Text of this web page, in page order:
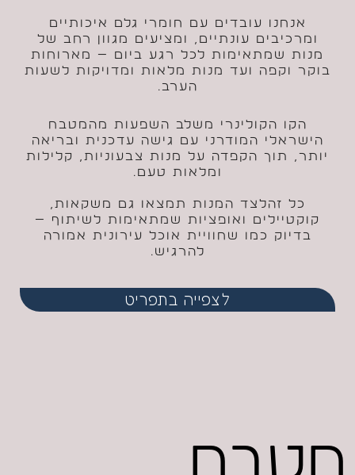
אנחנו עובדים עם חומרי גלם איכותיים
ומרכיבים עונתיים, ומציעים מגוון רחב של
מנות שמתאימות לכל רגע ביום — מארוחות
בוקר וקפה ועד מנות מלאות ומדויקות לשעות
הערב.
הקו הקולינרי משלב השפעות מהמטבח
הישראלי המודרני עם גישה עדכנית ובריאה
יותר, תוך הקפדה על מנות צבעוניות, קלילות
ומלאות טעם.
כל זהלצד המנות תמצאו גם משקאות,
קוקטיילים ואופציות שמתאימות לשיתוף —
בדיוק כמו שחוויית אוכל עירונית אמורה
להרגיש.
לצפייה בתפריט
מטבח